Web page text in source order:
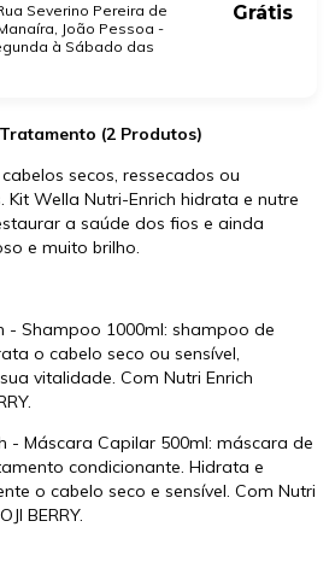
Severino Pereira de
João Pessoa -
à Sábado das
Grátis
(2 Produtos)
secos, ressecados ou
Wella Nutri-Enrich hidrata e nutre
a saúde dos fios e ainda
e muito brilho.
- Shampoo 1000ml: shampoo de
o cabelo seco ou sensível,
vitalidade. Com Nutri Enrich
- Máscara Capilar 500ml: máscara de
condicionante. Hidrata e
o cabelo seco e sensível. Com Nutri
BERRY.